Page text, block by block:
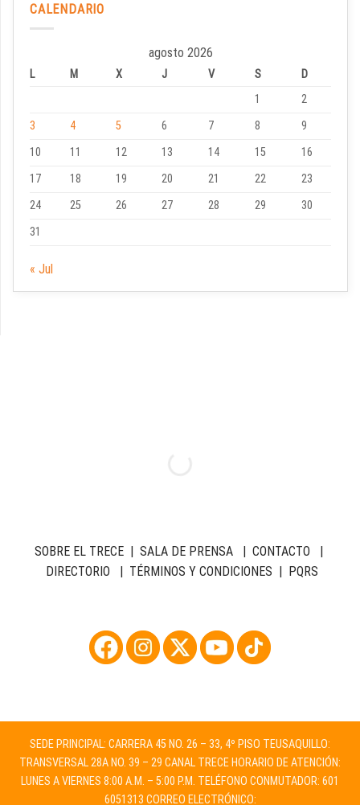
CALENDARIO
agosto 2026
L M X J V S
D
1
2
3
4 5 6 7 8
9
10
11 12 13 14 15
16
17
18 19 20 21 22
23
24
25 26 27 28 29
30
31
« Jul
SOBRE EL TRECE| SALA DE PRENSA| CONTACTO |
DIRECTORIO | TÉRMINOS Y CONDICIONES | PQRS
SEDE PRINCIPAL: CARRERA 45 NO. 26 – 33, 4º PISO TEUSAQUILLO:
TRANSVERSAL 28A NO. 39 – 29 CANAL TRECE HORARIO DE ATENCIÓN:
LUNES A VIERNES 8:00 A.M. – 5:00 P.M. TELÉFONO CONMUTADOR: 601
6051313 CORREO ELECTRÓNICO: